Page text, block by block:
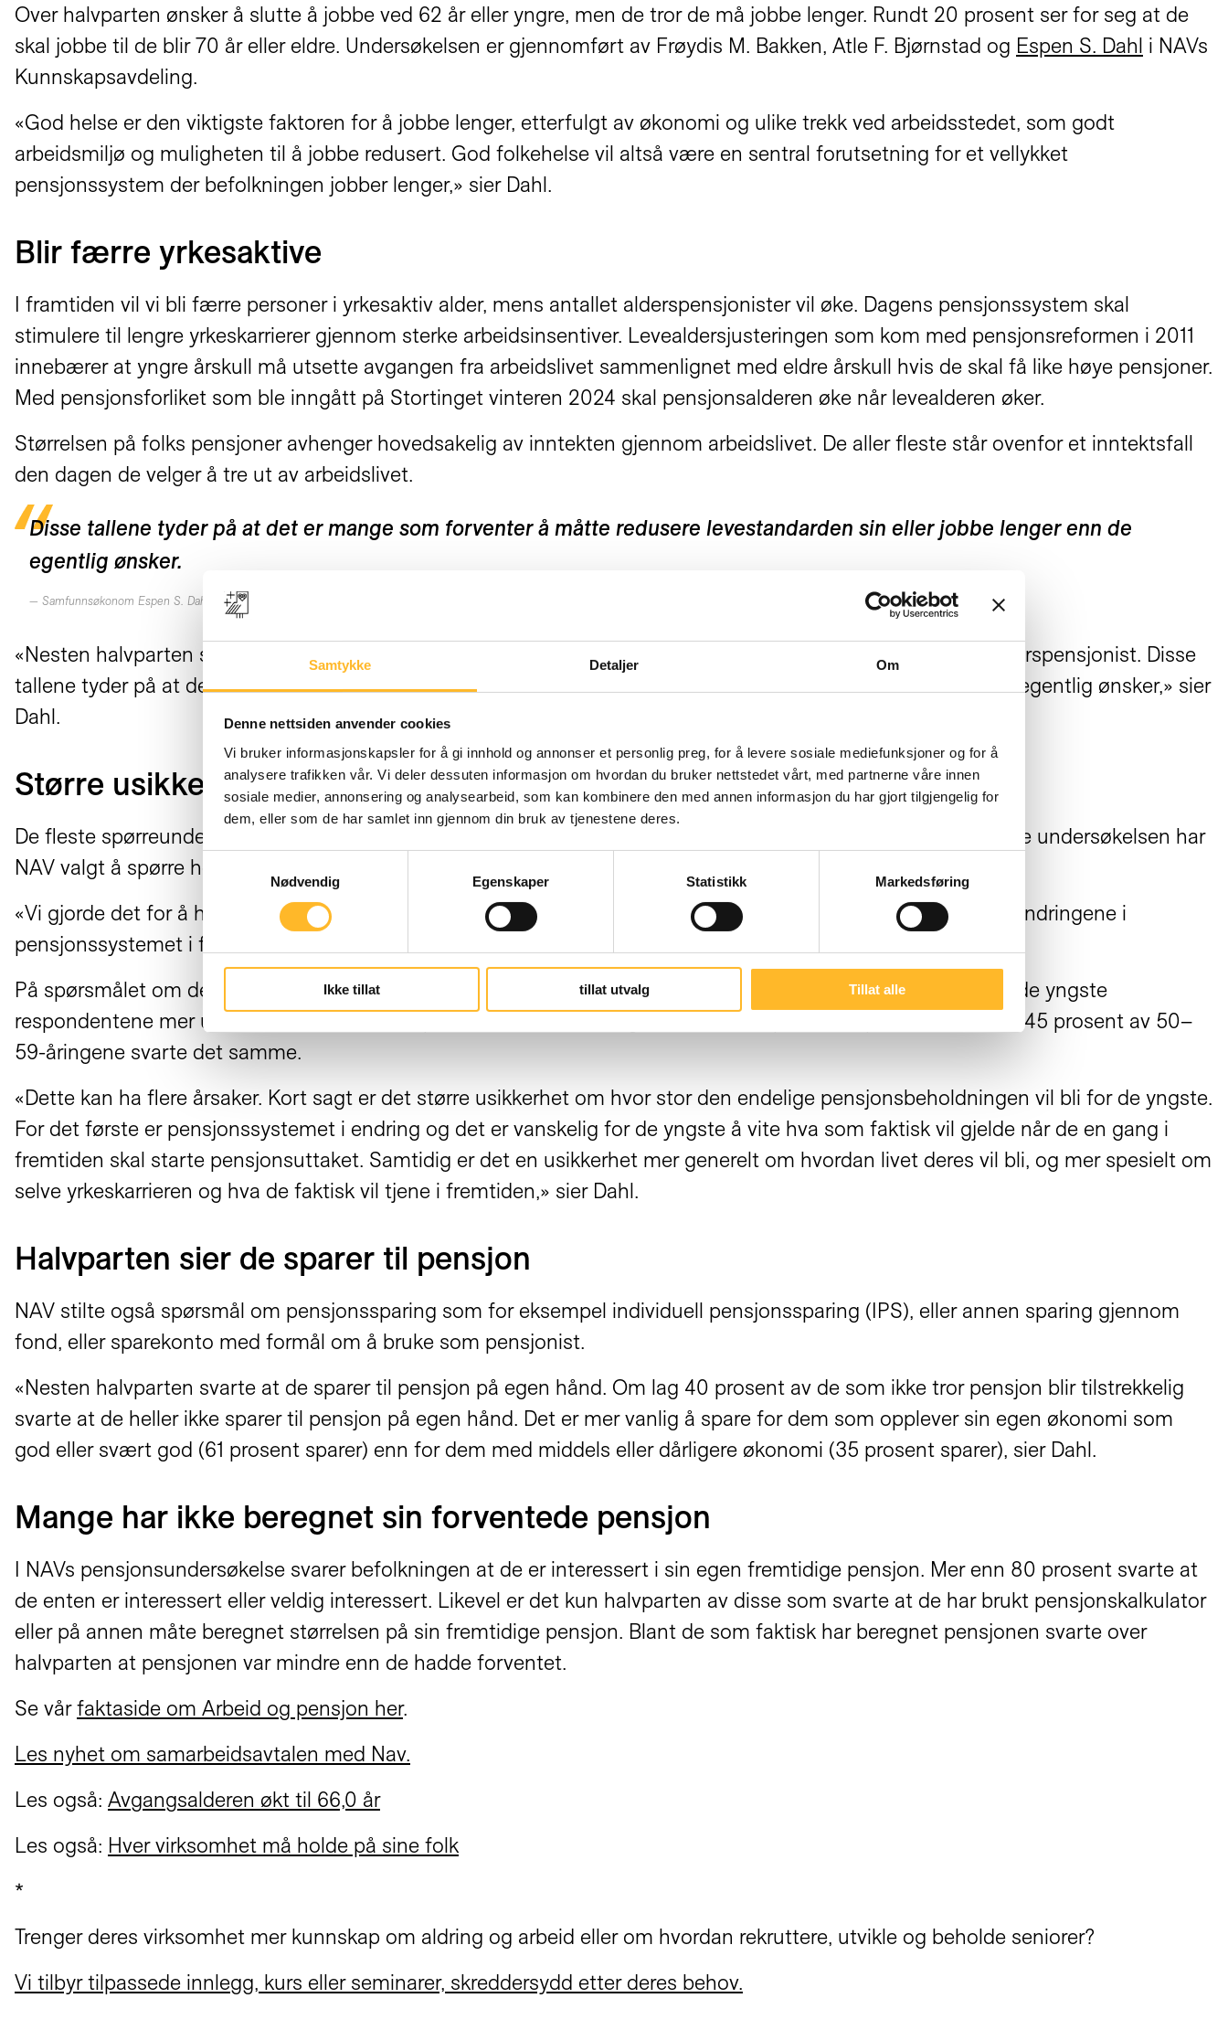
Samtykke Detaljer Om
Denne nettsiden anvender cookies
Vi bruker informasjonskapsler for å gi innhold og annonser et personlig preg, for å levere sosiale mediefunksjoner og for å
analysere trafikken vår. Vi deler dessuten informasjon om hvordan du bruker nettstedet vårt, med partnerne våre innen
sosiale medier, annonsering og analysearbeid, som kan kombinere den med annen informasjon du har gjort tilgjengelig for
dem, eller som de har samlet inn gjennom din bruk av tjenestene deres.
Nødvendig
Egenskaper Statistikk Markedsføring
Ikke tillat tillat utvalg Tillat alle
Over halvparten ønsker å slutte å jobbe ved 62 år eller yngre, men de tror de må jobbe lenger. Rundt 20 prosent ser for seg at de
skal jobbe til de blir 70 år eller eldre. Undersøkelsen er gjennomført av Frøydis M. Bakken, Atle F. Bjørnstad og Espen S. Dahl i NAVs
Kunnskapsavdeling.
«God helse er den viktigste faktoren for å jobbe lenger, etterfulgt av økonomi og ulike trekk ved arbeidsstedet, som godt
arbeidsmiljø og muligheten til å jobbe redusert. God folkehelse vil altså være en sentral forutsetning for et vellykket
pensjonssystem der befolkningen jobber lenger,» sier Dahl.
Blir færre yrkesaktive
I framtiden vil vi bli færre personer i yrkesaktiv alder, mens antallet alderspensjonister vil øke. Dagens pensjonssystem skal
stimulere til lengre yrkeskarrierer gjennom sterke arbeidsinsentiver. Levealdersjusteringen som kom med pensjonsreformen i 2011
innebærer at yngre årskull må utsette avgangen fra arbeidslivet sammenlignet med eldre årskull hvis de skal få like høye pensjoner.
Med pensjonsforliket som ble inngått på Stortinget vinteren 2024 skal pensjonsalderen øke når levealderen øker.
Størrelsen på folks pensjoner avhenger hovedsakelig av inntekten gjennom arbeidslivet. De aller fleste står ovenfor et inntektsfall
den dagen de velger å tre ut av arbeidslivet.
Disse tallene tyder på at det er mange som forventer å måtte redusere levestandarden sin eller jobbe lenger enn de
egentlig ønsker.
Samfunnsøkonom Espen S. Dahl i NAV
«Nesten halvparten svarte at de ikke tror pensjonen vil være tilstrekkelig for å leve det livet de ønsker som alderspensjonist. Disse
tallene tyder på at det er mange som forventer å måtte redusere levestandarden sin eller jobbe lenger enn de egentlig ønsker,» sier
Dahl.
Større usikkerhet blant de yngste
De fleste spørreundersøkelser om pensjon har rettet seg mot personer som nærmer seg pensjonsalder. I denne undersøkelsen har
NAV valgt å spørre hele den yrkesaktive befolkningen fra 30 til 60 år.
«Vi gjorde det for å høre hva de unge tenker om pensjon. Det er de yngste som i størst grad vil bli påvirket av endringene i
pensjonssystemet i forbindelse med pensjonsreformen fra 2011 og de økte aldersgrensene,» sier Dahl.
På spørsmålet om de tror pensjonen vil være tilstrekkelig til å leve det livet de ønsker som alderspensjonist er de yngste
respondentene mer usikre enn de eldste. 53 prosent av 30–39-åringene svarte nei på dette spørsmålet, mens 45 prosent av 50–
59-åringene svarte det samme.
«Dette kan ha flere årsaker. Kort sagt er det større usikkerhet om hvor stor den endelige pensjonsbeholdningen vil bli for de yngste.
For det første er pensjonssystemet i endring og det er vanskelig for de yngste å vite hva som faktisk vil gjelde når de en gang i
fremtiden skal starte pensjonsuttaket. Samtidig er det en usikkerhet mer generelt om hvordan livet deres vil bli, og mer spesielt om
selve yrkeskarrieren og hva de faktisk vil tjene i fremtiden,» sier Dahl.
Halvparten sier de sparer til pensjon
NAV stilte også spørsmål om pensjonssparing som for eksempel individuell pensjonssparing (IPS), eller annen sparing gjennom
fond, eller sparekonto med formål om å bruke som pensjonist.
«Nesten halvparten svarte at de sparer til pensjon på egen hånd. Om lag 40 prosent av de som ikke tror pensjon blir tilstrekkelig
svarte at de heller ikke sparer til pensjon på egen hånd. Det er mer vanlig å spare for dem som opplever sin egen økonomi som
god eller svært god (61 prosent sparer) enn for dem med middels eller dårligere økonomi (35 prosent sparer), sier Dahl.
Mange har ikke beregnet sin forventede pensjon
I NAVs pensjonsundersøkelse svarer befolkningen at de er interessert i sin egen fremtidige pensjon. Mer enn 80 prosent svarte at
de enten er interessert eller veldig interessert. Likevel er det kun halvparten av disse som svarte at de har brukt pensjonskalkulator
eller på annen måte beregnet størrelsen på sin fremtidige pensjon. Blant de som faktisk har beregnet pensjonen svarte over
halvparten at pensjonen var mindre enn de hadde forventet.
Se vår faktaside om Arbeid og pensjon her.
Les nyhet om samarbeidsavtalen med Nav.
Les også: Avgangsalderen økt til 66,0 år
Les også: Hver virksomhet må holde på sine folk
*
Trenger deres virksomhet mer kunnskap om aldring og arbeid eller om hvordan rekruttere, utvikle og beholde seniorer?
Vi tilbyr tilpassede innlegg, kurs eller seminarer, skreddersydd etter deres behov.